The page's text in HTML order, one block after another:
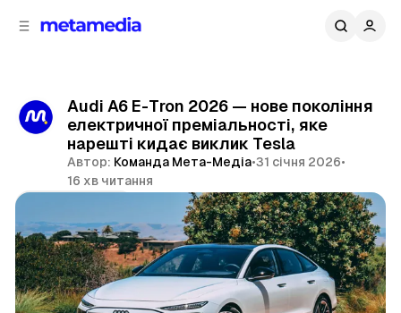
Audi A6 E-Tron 2026 — нове покоління
електричної преміальності, яке
нарешті кидає виклик Tesla
Автор: Команда Мета-Медіа•31 січня 2026•
16 хв читання